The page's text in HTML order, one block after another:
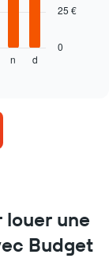
n d
0
25 €
louer une
Budget